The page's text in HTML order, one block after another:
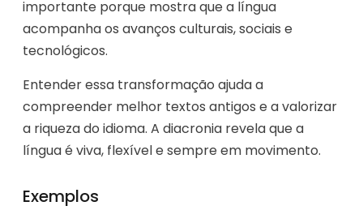
importante porque mostra que a língua
acompanha os avanços culturais, sociais e
tecnológicos.
Entender essa transformação ajuda a
compreender melhor textos antigos e a valorizar
a riqueza do idioma. A diacronia revela que a
língua é viva, flexível e sempre em movimento.
Exemplos